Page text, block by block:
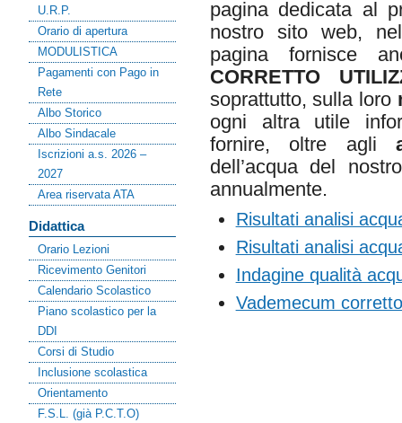
U.R.P.
Orario di apertura
MODULISTICA
Pagamenti con Pago in
Rete
Albo Storico
Albo Sindacale
Iscrizioni a.s. 2026 –
2027
Area riservata ATA
Didattica
Orario Lezioni
Ricevimento Genitori
Calendario Scolastico
Piano scolastico per la
DDI
Corsi di Studio
Inclusione scolastica
Orientamento
F.S.L. (già P.C.T.O)
pagina dedicata al
nostro sito web,
pagina fornisce
CORRETTO
soprattutto, sulla loro
ogni altra utile
fornire, oltre agli
dell’acqua del
annualmente.
Risultati analisi
Risultati analisi
Indagine qualità
Vademecum